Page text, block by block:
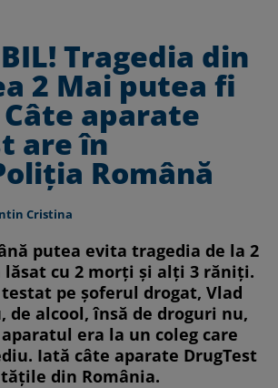
Tragedia din
2 Mai putea fi
aparate
are în
Română
Cristina
putea evita tragedia de la 2
lăsat cu 2 morți și alți 3 răniți.
pe șoferul drogat, Vlad
de alcool, însă de droguri nu,
era la un coleg care
Iată câte aparate DrugTest
din România.